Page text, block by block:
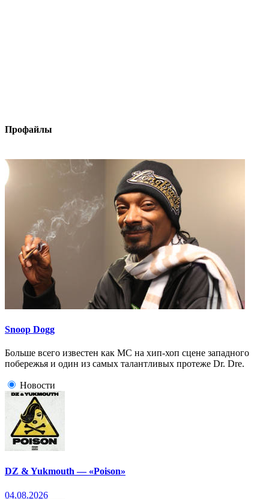
Профайлы
Snoop Dogg
Больше всего известен как МС на хип-хоп сцене западного
побережья и один из самых талантливых протеже Dr. Dre.
Новости
DZ & Yukmouth — «Poison»
04.08.2026